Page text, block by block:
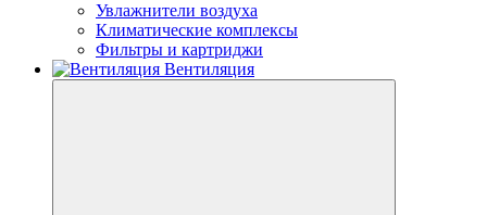
Увлажнители воздуха
Климатические комплексы
Фильтры и картриджи
Вентиляция